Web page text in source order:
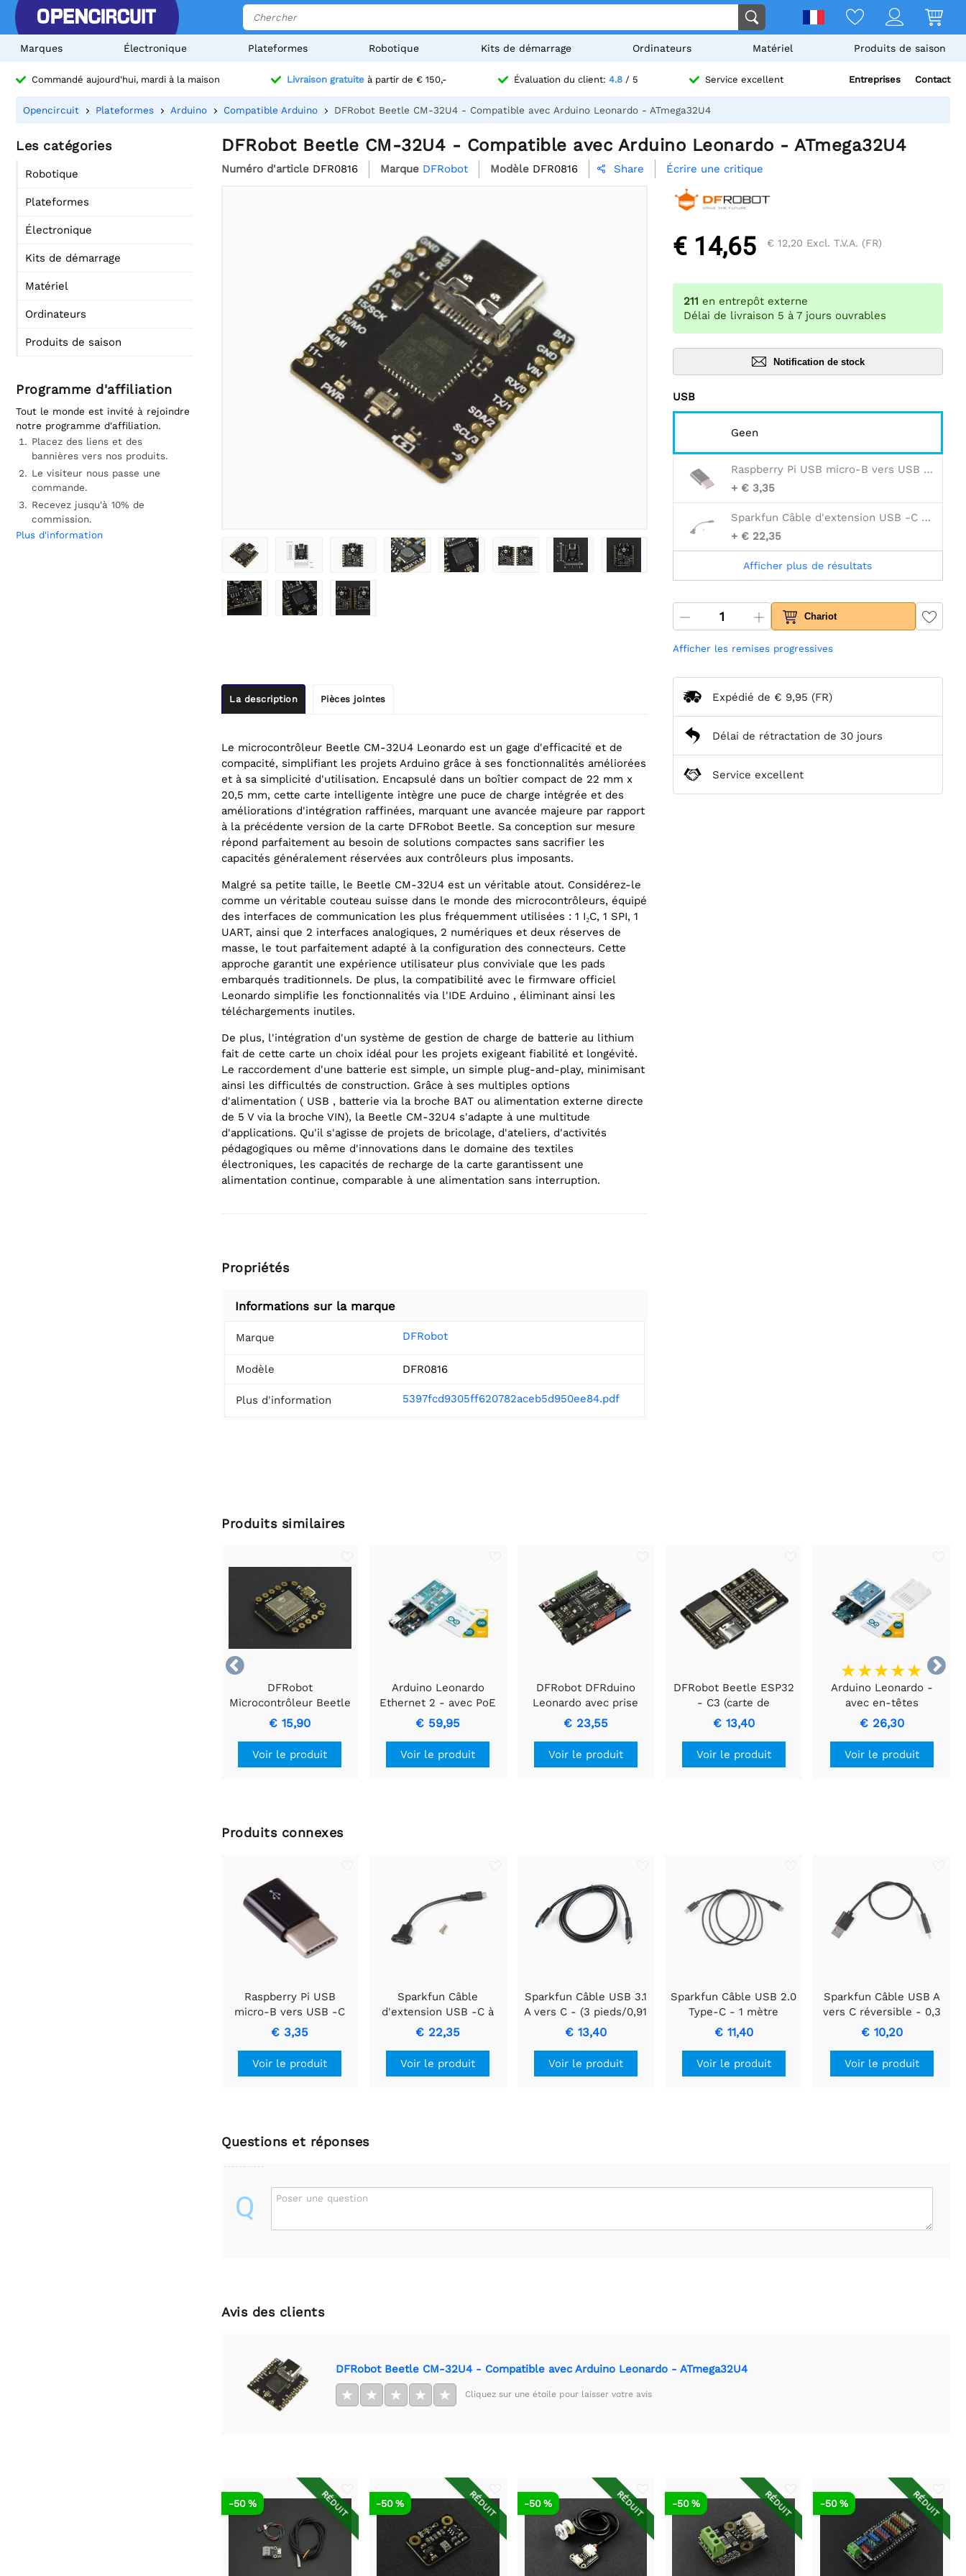
Marques Électronique Plateformes Robotique Kits de démarrage Ordinateurs Matériel Produits de saison
Commandé aujourd'hui, mardi à la maison Livraison gratuite à partir de € 150,- Évaluation du client: 4.8 / 5 Service excellent Entreprises Contact
Opencircuit Plateformes Arduino Compatible Arduino DFRobot Beetle CM-32U4 - Compatible avec Arduino Leonardo - ATmega32U4
Les catégories
Robotique
Plateformes
Électronique
Kits de démarrage
Matériel
Ordinateurs
Produits de saison
Programme d'affiliation
Tout le monde est invité à rejoindre
notre programme d'affiliation.
Placez des liens et des
bannières vers nos produits.
Le visiteur nous passe une
commande.
Recevez jusqu'à 10% de
commission.
Plus d'information
DFRobot Beetle CM-32U4 - Compatible avec Arduino Leonardo - ATmega32U4
Numéro d'article DFR0816 Marque DFRobot Modèle DFR0816  Share Écrire une critique
La description Pièces jointes
Le microcontrôleur Beetle CM-32U4 Leonardo est un gage d'efficacité et de
compacité, simplifiant les projets Arduino grâce à ses fonctionnalités améliorées
et à sa simplicité d'utilisation. Encapsulé dans un boîtier compact de 22 mm x
20,5 mm, cette carte intelligente intègre une puce de charge intégrée et des
améliorations d'intégration raffinées, marquant une avancée majeure par rapport
à la précédente version de la carte DFRobot Beetle. Sa conception sur mesure
répond parfaitement au besoin de solutions compactes sans sacrifier les
capacités généralement réservées aux contrôleurs plus imposants.
Malgré sa petite taille, le Beetle CM-32U4 est un véritable atout. Considérez-le
comme un véritable couteau suisse dans le monde des microcontrôleurs, équipé
des interfaces de communication les plus fréquemment utilisées : 1 I₂C, 1 SPI, 1
UART, ainsi que 2 interfaces analogiques, 2 numériques et deux réserves de
masse, le tout parfaitement adapté à la configuration des connecteurs. Cette
approche garantit une expérience utilisateur plus conviviale que les pads
embarqués traditionnels. De plus, la compatibilité avec le firmware officiel
Leonardo simplifie les fonctionnalités via l'IDE Arduino , éliminant ainsi les
téléchargements inutiles.
De plus, l'intégration d'un système de gestion de charge de batterie au lithium
fait de cette carte un choix idéal pour les projets exigeant fiabilité et longévité.
Le raccordement d'une batterie est simple, un simple plug-and-play, minimisant
ainsi les difficultés de construction. Grâce à ses multiples options
d'alimentation ( USB , batterie via la broche BAT ou alimentation externe directe
de 5 V via la broche VIN), la Beetle CM-32U4 s'adapte à une multitude
d'applications. Qu'il s'agisse de projets de bricolage, d'ateliers, d'activités
pédagogiques ou même d'innovations dans le domaine des textiles
électroniques, les capacités de recharge de la carte garantissent une
alimentation continue, comparable à une alimentation sans interruption.
Propriétés
Informations sur la marque
Marque DFRobot
Modèle DFR0816
Plus d'information 5397fcd9305ff620782aceb5d950ee84.pdf
€ 14,65 € 12,20 Excl. T.V.A. (FR)
211 en entrepôt externe
Délai de livraison 5 à 7 jours ouvrables
Notification de stock
USB
Geen
Raspberry Pi USB micro-B vers USB -C (Noir)
+ € 3,35
Sparkfun Câble d'extension USB -C à montage sur panneau - 6"
+ € 22,35
Afficher plus de résultats
Chariot
Afficher les remises progressives
Expédié de € 9,95 (FR)
Délai de rétractation de 30 jours
Service excellent
Produits similaires


DFRobot
Microcontrôleur Beetle
ESP32
€ 15,90
Voir le produit
Arduino Leonardo
Ethernet 2 - avec PoE
€ 59,95
Voir le produit
DFRobot DFRduino
Leonardo avec prise
Xbee (compatible
Arduino Leonardo)
€ 23,55
Voir le produit
DFRobot Beetle ESP32
- C3 (carte de
développement RISC-V
Core)
€ 13,40
Voir le produit
Arduino Leonardo -
avec en-têtes
€ 26,30
Voir le produit
Produits connexes
Raspberry Pi USB
micro-B vers USB -C
(Noir)
€ 3,35
Voir le produit
Sparkfun Câble
d'extension USB -C à
montage sur panneau -
€ 22,35
Voir le produit
Sparkfun Câble USB 3.1
A vers C - (3 pieds/0,91
mètre)
€ 13,40
Voir le produit
Sparkfun Câble USB 2.0
Type-C - 1 mètre
€ 11,40
Voir le produit
Sparkfun Câble USB A
vers C réversible - 0,3
m
€ 10,20
Voir le produit
Questions et réponses
Q Poser une question
Avis des clients
DFRobot Beetle CM-32U4 - Compatible avec Arduino Leonardo - ATmega32U4
★ ★ ★ ★ ★ Cliquez sur une étoile pour laisser votre avis
RÉDUIT
-50 % RÉDUIT
-50 % RÉDUIT
-50 % RÉDUIT
-50 % RÉDUIT
-50 %